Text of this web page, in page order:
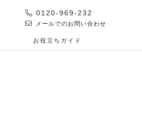
0120-969-232
メールでのお問い合わせ
お役⽴ちガイド